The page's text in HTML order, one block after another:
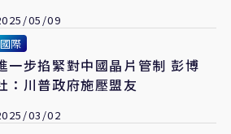
05/09
國際
一步掐緊對中國晶片管制 彭博
：川普政府施壓盟友
03/02